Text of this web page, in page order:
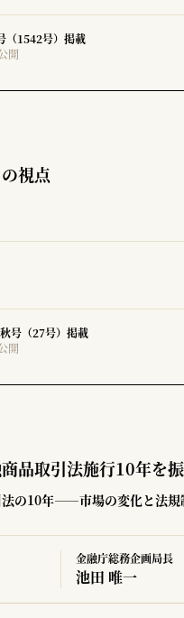
（1542号）掲載
開
視点
号（27号）掲載
開
商品取引法施行10年を
法の10年――市場の変化と法規
金融庁総務企画局長
池田 唯一